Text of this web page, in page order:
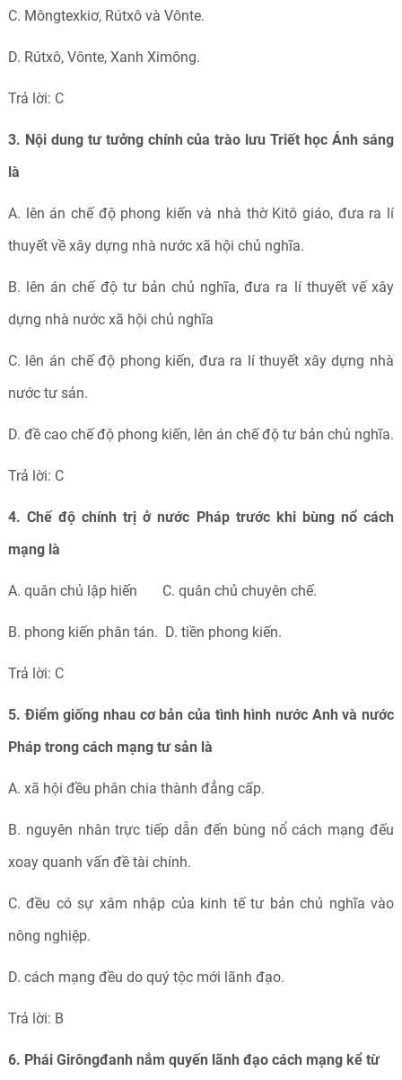
C. Môngtexkiơ, Rútxô và Vônte.
D. Rútxô, Vônte, Xanh Ximông.
Trả lời: C
3. Nội dung tư tưởng chính của trào lưu Triết học Ánh sáng
là
A. lên án chế độ phong kiến và nhà thờ Kitô giáo, đưa ra lí
thuyết về xây dựng nhà nước xã hội chủ nghĩa.
B. lên án chế độ tư bản chủ nghĩa, đưa ra lí thuyết vế xây
dựng nhà nước xã hội chủ nghĩa
C. lên án chế độ phong kiến, đưa ra lí thuyết xây dựng nhà
nước tư sản.
D. đề cao chế độ phong kiến, lên án chế độ tư bản chủ nghĩa.
Trả lời: C
4. Chế độ chính trị ở nước Pháp trước khi bùng nổ cách
mạng là
A. quân chủ lập hiến C. quân chủ chuyên chế.
B. phong kiến phân tán. D. tiền phong kiến.
Trả lời: C
5. Điểm giống nhau cơ bản của tình hình nước Anh và nước
Pháp trong cách mạng tư sản là
A. xã hội đều phân chia thành đẳng cấp.
B. nguyên nhân trực tiếp dẫn đến bùng nổ cách mạng đếu
xoay quanh vấn đề tài chính.
C. đều có sự xâm nhập của kinh tế tư bản chủ nghĩa vào
nông nghiệp.
D. cách mạng đều do quý tộc mới lãnh đạo.
Trả lời: B
6. Phái Girôngđanh nắm quyến lãnh đạo cách mạng kể từ